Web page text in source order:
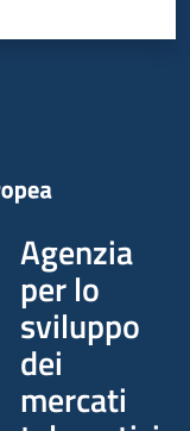
Agenzia
per lo
sviluppo
dei
mercati